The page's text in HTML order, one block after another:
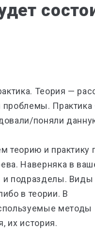
Теория —
Практика
поняли
теорию и практику
Наверняка в
и подразделы. Виды
в теории. В
методы
их история.